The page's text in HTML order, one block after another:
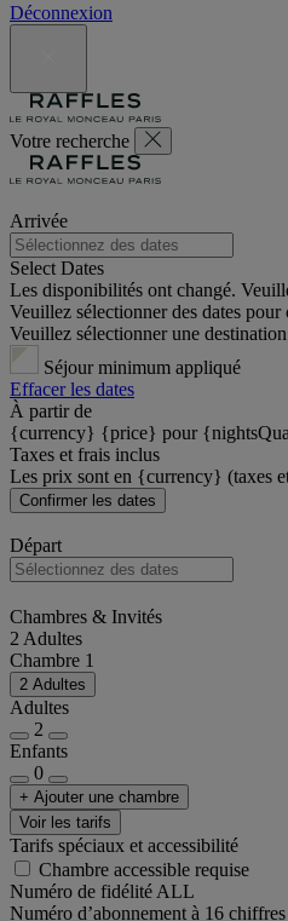
Déconnexion
Votre recherche
Arrivée
Select Dates
Les disponibilités ont changé.
Veuillez sélectionner des dates pour
Veuillez sélectionner une
Séjour minimum appliqué
Effacer les dates
À partir de
{currency} {price} pour
Taxes et frais inclus
Les prix sont en {currency} (taxes
Confirmer les dates
Départ
Chambres & Invités
2 Adultes
Chambre 1
2 Adultes
Adultes
2
Enfants
0
+ Ajouter une chambre
Voir les tarifs
Tarifs spéciaux et accessibilité
Chambre accessible requise
Numéro de fidélité ALL
Numéro d’abonnement à 16 chiffres